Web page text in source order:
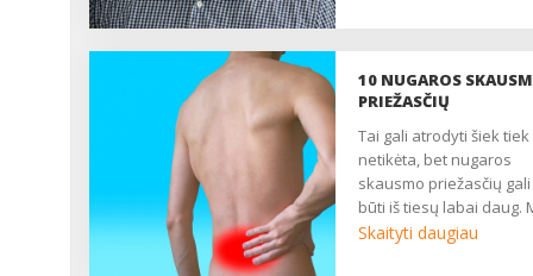
10 NUGAROS
PRIEŽASČIŲ
Tai gali atrodyti šiek tiek
netikėta, bet nugaros
skausmo priežasčių gali
būti iš tiesų labai daug.
dalinamės dešimtimi
Skaityti daugiau